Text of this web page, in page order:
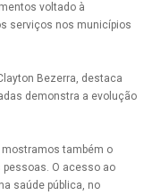
voltado à
serviços nos municípios
Bezerra, destaca
demonstra a evolução
também o
O acesso ao
saúde pública, no